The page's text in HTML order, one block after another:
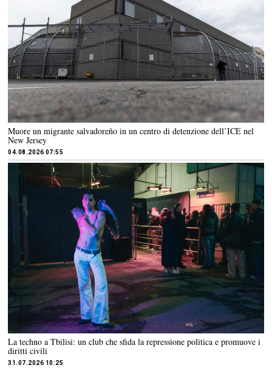
Muore un migrante salvadoreño in un centro di detenzione dell’ICE nel
New Jersey
04.08.2026 07:55
La techno a Tbilisi: un club che sfida la repressione politica e promuove i
diritti civili
31.07.2026 10:25